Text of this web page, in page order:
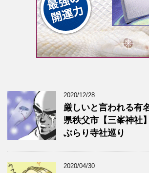
2020/12/28
厳しいと言われる有
県秩父市【三峯神社
ぶらり寺社巡り
2020/04/30